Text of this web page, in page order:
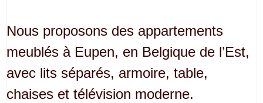
Nous proposons des appartements
meublés à Eupen, en Belgique de l’Est,
avec lits séparés, armoire, table,
chaises et télévision moderne.